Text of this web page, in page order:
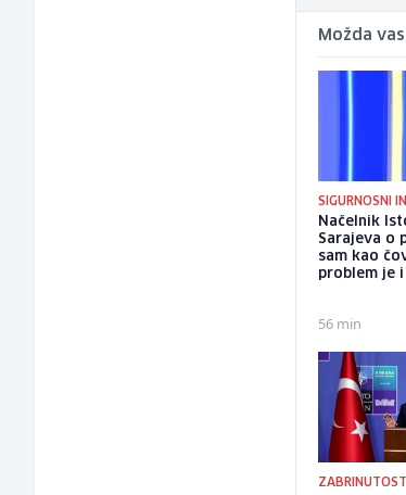
Možda
SIGURNOSNI
Načelnik
Sarajeva o
sam kao
problem je
56 min